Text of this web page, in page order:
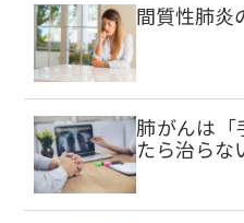
間質性肺炎
肺がんは「
たら治らな